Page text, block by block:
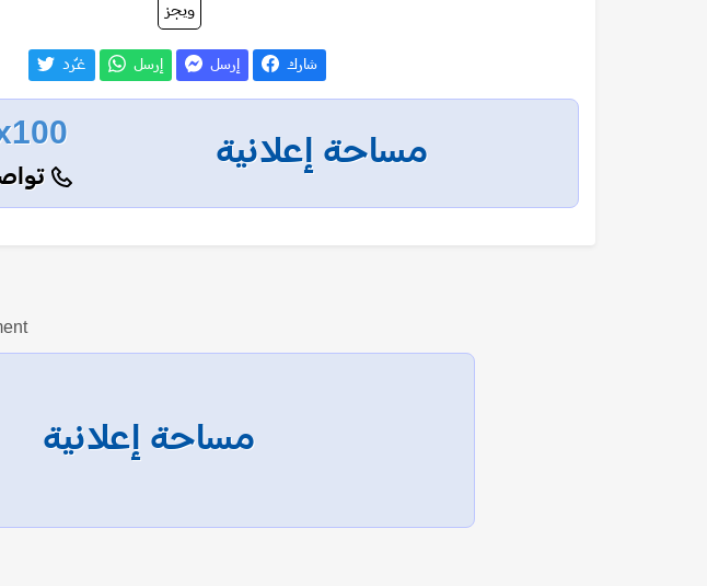
ويجز
شارك إرسل إرسل غـّرد
مساحة إعلانية
مساحة إعلانية